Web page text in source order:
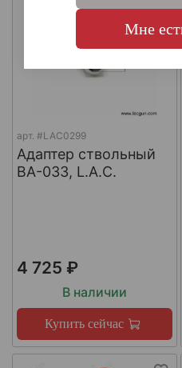
арт. #LAC0299
Адаптер ствольный
BA-033, L.A.C.
4 725 ₽
В наличии
Купить сейчас
Мне